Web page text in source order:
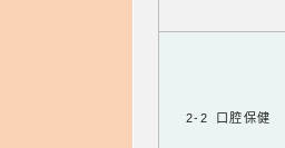
2-2 口腔保健